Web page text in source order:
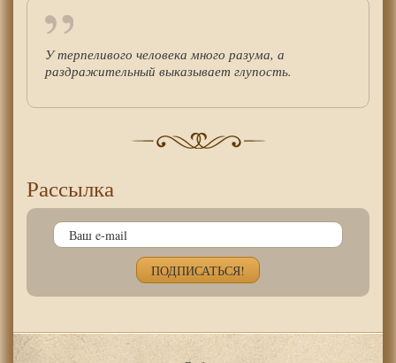
У терпеливого человека много разума, а
раздражительный выказывает глупость.
Рассылка